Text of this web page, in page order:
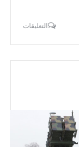
التعليقات